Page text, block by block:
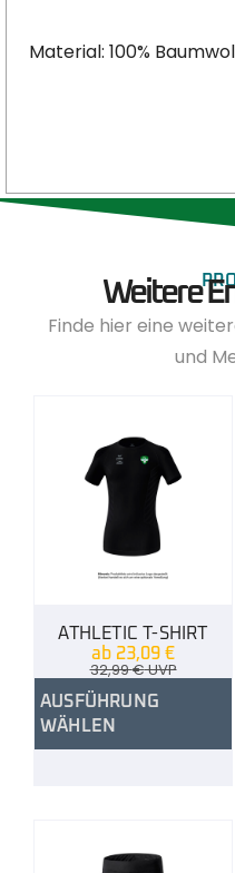
Material: 100%
Weitere
Finde hier eine
und
ATHLETIC T-SHIRT
ab 23,09 €
32,99€UVP
AUSFÜHRUNG
WÄHLEN